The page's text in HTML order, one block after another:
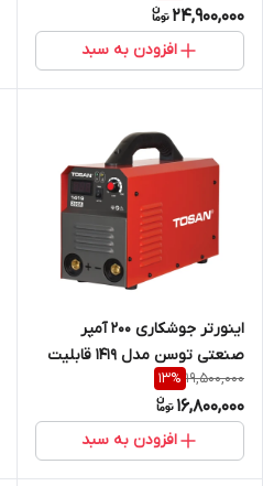
24,900,000
افزودن به سبد
اینورتر جوشکاری 200 آمپر
صنعتی توسن مدل 1419 قابلیت
ضد چسبندگی
19,500,000
13%
16,800,000
افزودن به سبد